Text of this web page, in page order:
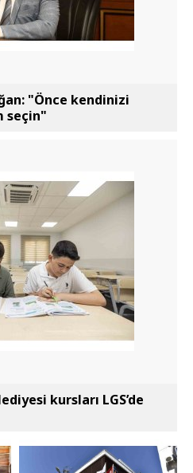
"Önce kendinizi
seçin"
kursları LGS’de